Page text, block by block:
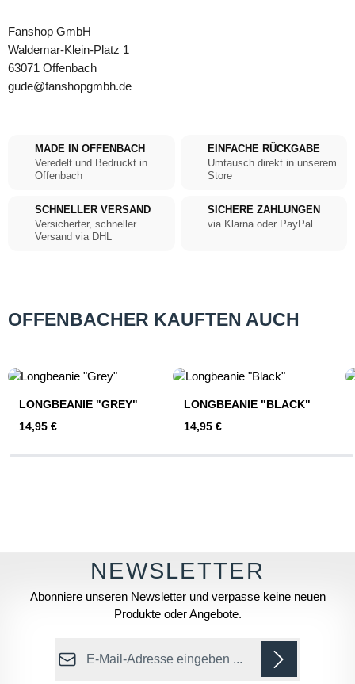
Fanshop GmbH
Waldemar-Klein-Platz 1
63071 Offenbach
gude@fanshopgmbh.de
MADE IN OFFENBACH
Veredelt und Bedruckt in
Offenbach
EINFACHE RÜCKGABE
Umtausch direkt in unserem
Store
SCHNELLER VERSAND
Versicherter, schneller
Versand via DHL
SICHERE ZAHLUNGEN
via Klarna oder PayPal
OFFENBACHER KAUFTEN AUCH
LONGBEANIE "GREY"
Regulärer Preis:
14,95 €
LONGBEANIE "BLACK"
Regulärer Preis:
14,95 €
Abonniere unseren Newsletter und verpasse keine neuen
Produkte oder Angebote.
E-Mail-Adresse*